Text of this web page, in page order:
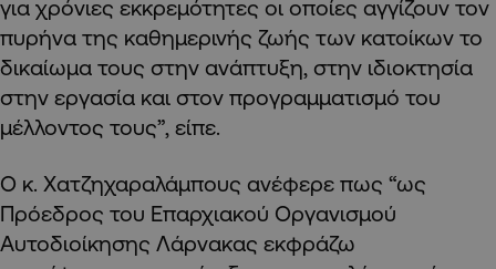
για χρόνιες εκκρεμότητες οι οποίες αγγίζουν τον
πυρήνα της καθημερινής ζωής των κατοίκων το
δικαίωμα τους στην ανάπτυξη, στην ιδιοκτησία
στην εργασία και στον προγραμματισμό του
μέλλοντος τους”, είπε.
Ο κ. Χατζηχαραλάμπους ανέφερε πως “ως
Πρόεδρος του Επαρχιακού Οργανισμού
Αυτοδιοίκησης Λάρνακας εκφράζω